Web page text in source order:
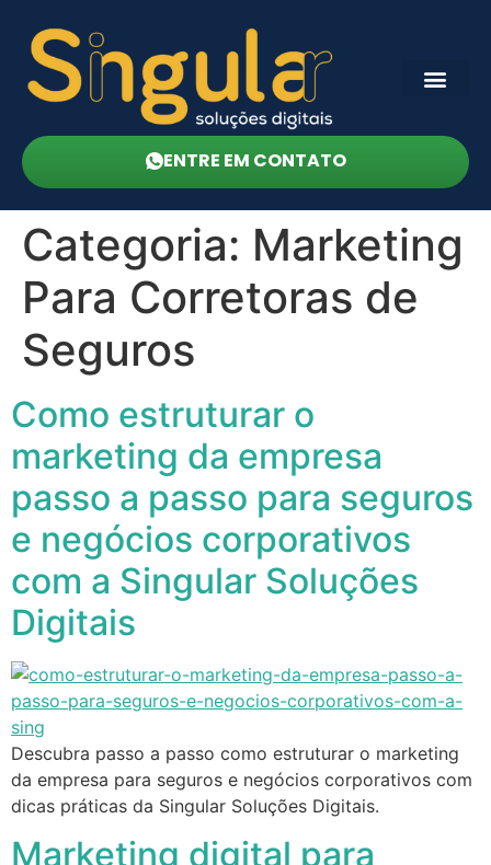
ENTRE EM CONTATO
Categoria: Marketing
Para Corretoras de
Seguros
Como estruturar o
marketing da empresa
passo a passo para seguros
e negócios corporativos
com a Singular Soluções
Digitais
Descubra passo a passo como estruturar o marketing
da empresa para seguros e negócios corporativos com
dicas práticas da Singular Soluções Digitais.
Marketing digital para